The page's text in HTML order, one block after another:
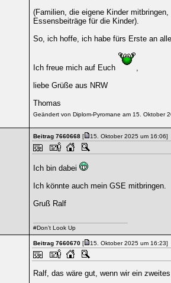
(Familien, die eigene Kinder
Essensbeiträge für die Kinder).
So, ich hoffe, ich habe fürs Erste an
Ich freue mich auf Euch
,
liebe Grüße aus NRW
Thomas
Geändert von Diplom-Pyromane am 15. Oktober
Beitrag 7660668[ 15. Oktober 2025 um 16:06]
Ich bin dabei
Ich könnte auch mein GSE mitbringen.
Gruß Ralf
#Don’t Look Up
Beitrag 7660670[ 15. Oktober 2025 um 16:23]
Ralf, das wäre gut, wenn wir ein